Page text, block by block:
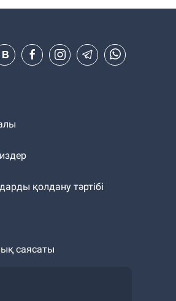
қолдану тәртібі
саясаты